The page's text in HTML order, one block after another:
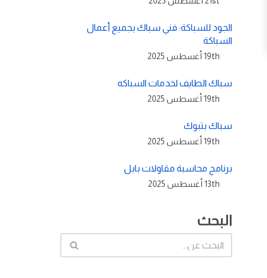
الجود للسباكة: فني سباك بجميع أعمال
السباكة
19th أغسطس 2025
سباك الطايف لخدمات السباكه
19th أغسطس 2025
سباك بتبوك
19th أغسطس 2025
برنامج محاسبة مقاولات بابل
13th أغسطس 2025
البحث